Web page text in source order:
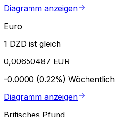
Diagramm anzeigen
Euro
1 DZD ist gleich
0,00650487 EUR
-0.0000 (0.22%) Wöchentlich
Diagramm anzeigen
Britisches Pfund